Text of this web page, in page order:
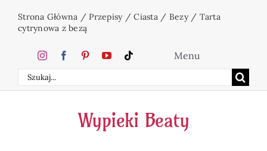
zawartości
Strona Główna /Przepisy/Ciasta/ Bezy/ Tarta
cytrynowa z bezą
Szukaj
Menu
Home
Ciasta
Wypieki Beaty